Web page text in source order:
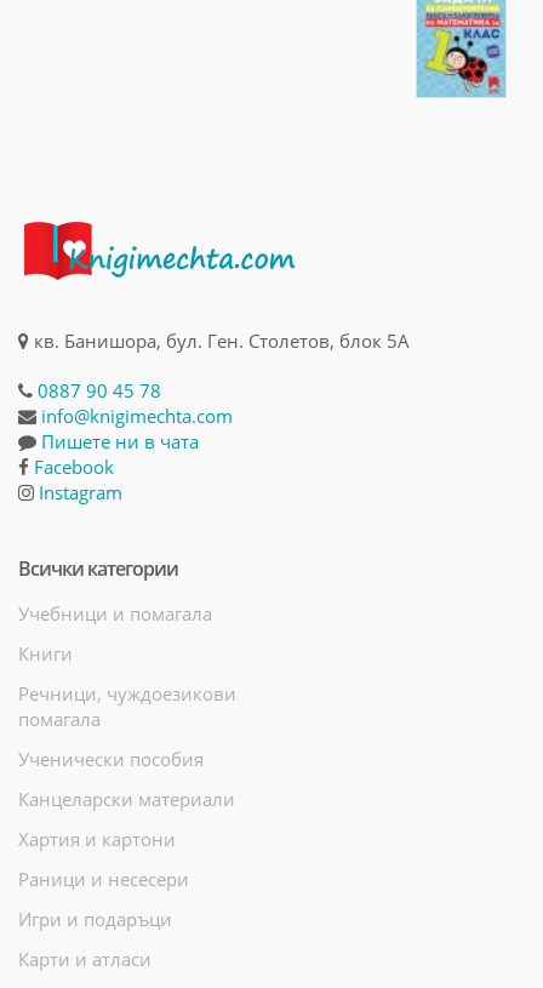
кв. Банишора, бул. Ген. Столетов, блок 5А
0887 90 45 78
info@knigimechta.com
Пишете ни в чата
Facebook
Instagram
Всички категории
Учебници и помагала
Книги
Речници, чуждоезикови
помагала
Ученически пособия
Канцеларски материали
Хартия и картони
Раници и несесери
Игри и подаръци
Карти и атласи